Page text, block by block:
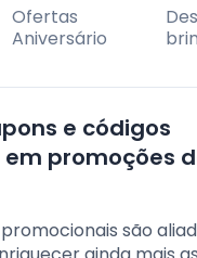
Ofertas
Aniversário
e códigos
promoções
são